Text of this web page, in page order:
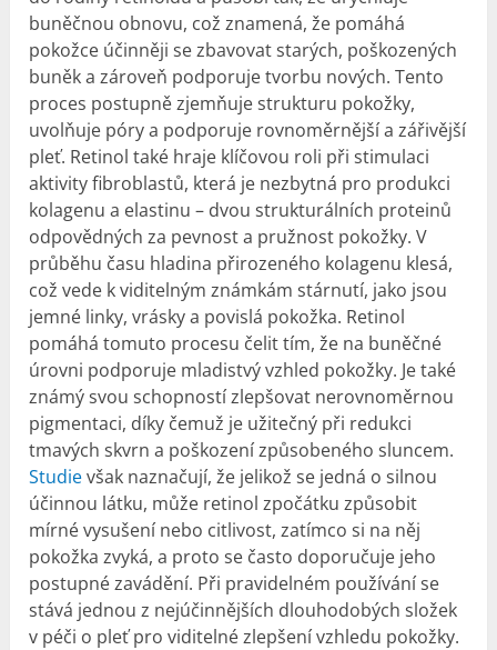
buněčnou obnovu, což znamená, že pomáhá
pokožce účinněji se zbavovat starých, poškozených
buněk a zároveň podporuje tvorbu nových. Tento
proces postupně zjemňuje strukturu pokožky,
uvolňuje póry a podporuje rovnoměrnější a zářivější
pleť. Retinol také hraje klíčovou roli při stimulaci
aktivity fibroblastů, která je nezbytná pro produkci
kolagenu a elastinu – dvou strukturálních proteinů
odpovědných za pevnost a pružnost pokožky. V
průběhu času hladina přirozeného kolagenu klesá,
což vede k viditelným známkám stárnutí, jako jsou
jemné linky, vrásky a povislá pokožka. Retinol
pomáhá tomuto procesu čelit tím, že na buněčné
úrovni podporuje mladistvý vzhled pokožky. Je také
známý svou schopností zlepšovat nerovnoměrnou
pigmentaci, díky čemuž je užitečný při redukci
tmavých skvrn a poškození způsobeného sluncem.
Studievšak naznačují, že jelikož se jedná o silnou
účinnou látku, může retinol zpočátku způsobit
mírné vysušení nebo citlivost, zatímco si na něj
pokožka zvyká, a proto se často doporučuje jeho
postupné zavádění. Při pravidelném používání se
stává jednou z nejúčinnějších dlouhodobých složek
v péči o pleť pro viditelné zlepšení vzhledu pokožky.